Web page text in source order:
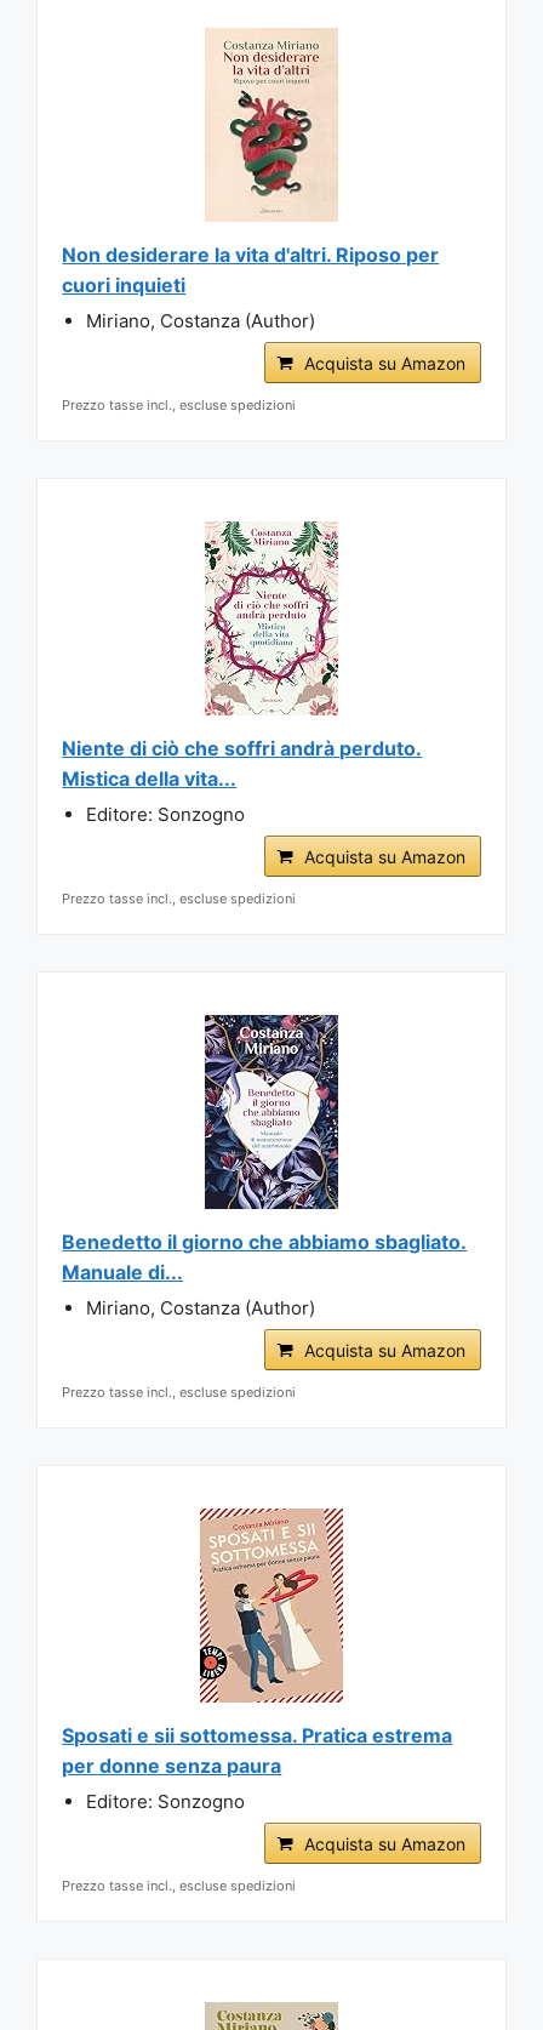
Non desiderare la vita d'altri. Riposo per
cuori inquieti
Miriano, Costanza (Author)
Acquista su Amazon
Prezzo tasse incl., escluse spedizioni
Niente di ciò che soffri andrà perduto.
Mistica della vita...
Editore: Sonzogno
Acquista su Amazon
Prezzo tasse incl., escluse spedizioni
Benedetto il giorno che abbiamo sbagliato.
Manuale di...
Miriano, Costanza (Author)
Acquista su Amazon
Prezzo tasse incl., escluse spedizioni
Sposati e sii sottomessa. Pratica estrema
per donne senza paura
Editore: Sonzogno
Acquista su Amazon
Prezzo tasse incl., escluse spedizioni